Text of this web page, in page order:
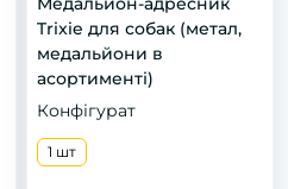
Trixie для собак (метал,
медальйони в
асортименті)
Конфігурат
1 шт